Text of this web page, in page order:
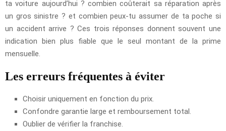
ta voiture aujourd’hui ? combien coûterait sa réparation après
un gros sinistre ? et combien peux-tu assumer de ta poche si
un accident arrive ? Ces trois réponses donnent souvent une
indication bien plus fiable que le seul montant de la prime
mensuelle.
Les erreurs fréquentes à éviter
Choisir uniquement en fonction du prix.
Confondre garantie large et remboursement total.
Oublier de vérifier la franchise.